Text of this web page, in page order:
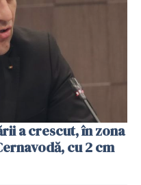
a crescut, în zona
cu 2 cm